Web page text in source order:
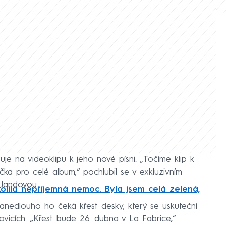
na videoklipu k jeho nové písni. „Točíme klip k
pro celé album,“ pochlubil se v exkluzivním
nepříjemná nemoc. Byla jsem celá zelená,
ho čeká křest desky, který se uskuteční
„Křest bude 26. dubna v La Fabrice,“